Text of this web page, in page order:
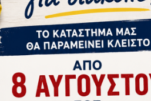
Beta 34.B054000090